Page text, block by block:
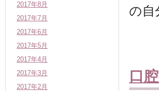
2017年8月
2017年7月
2017年6月
2017年5月
2017年4月
2017年3月
2017年2月
の自
口